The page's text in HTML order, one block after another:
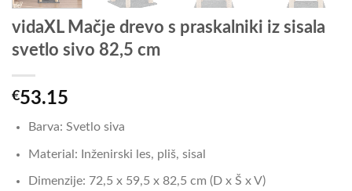
vidaXL Mačje drevo s praskalniki iz sisala
svetlo sivo 82,5 cm
€53.15
Barva: Svetlo siva
Material: Inženirski les, pliš, sisal
Dimenzije: 72,5 x 59,5 x 82,5 cm (D x Š x V)